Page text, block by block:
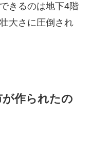
きるのは地下4階
大さに圧倒され
が作られたの